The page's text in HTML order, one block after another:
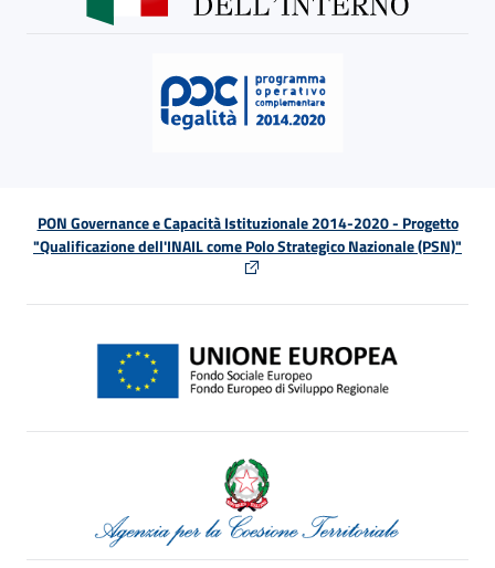
PON Governance e Capacità Istituzionale 2014-2020 - Progetto
"Qualificazione dell'INAIL come Polo Strategico Nazionale (PSN)"